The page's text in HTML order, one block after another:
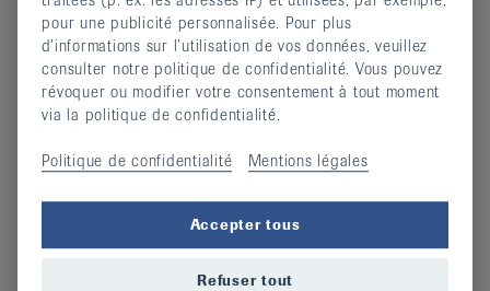
Mouvement, activité phyisique
muscles
nature
nuque
pour une publicité personnalisée. Pour plus
d’informations sur l’utilisation de vos données, veuillez
consulter notre politique de confidentialité. Vous pouvez
révoquer ou modifier votre consentement à tout moment
via la politique de confidentialité.
Politique de confidentialité Mentions légales
Accepter tous
Refuser tout